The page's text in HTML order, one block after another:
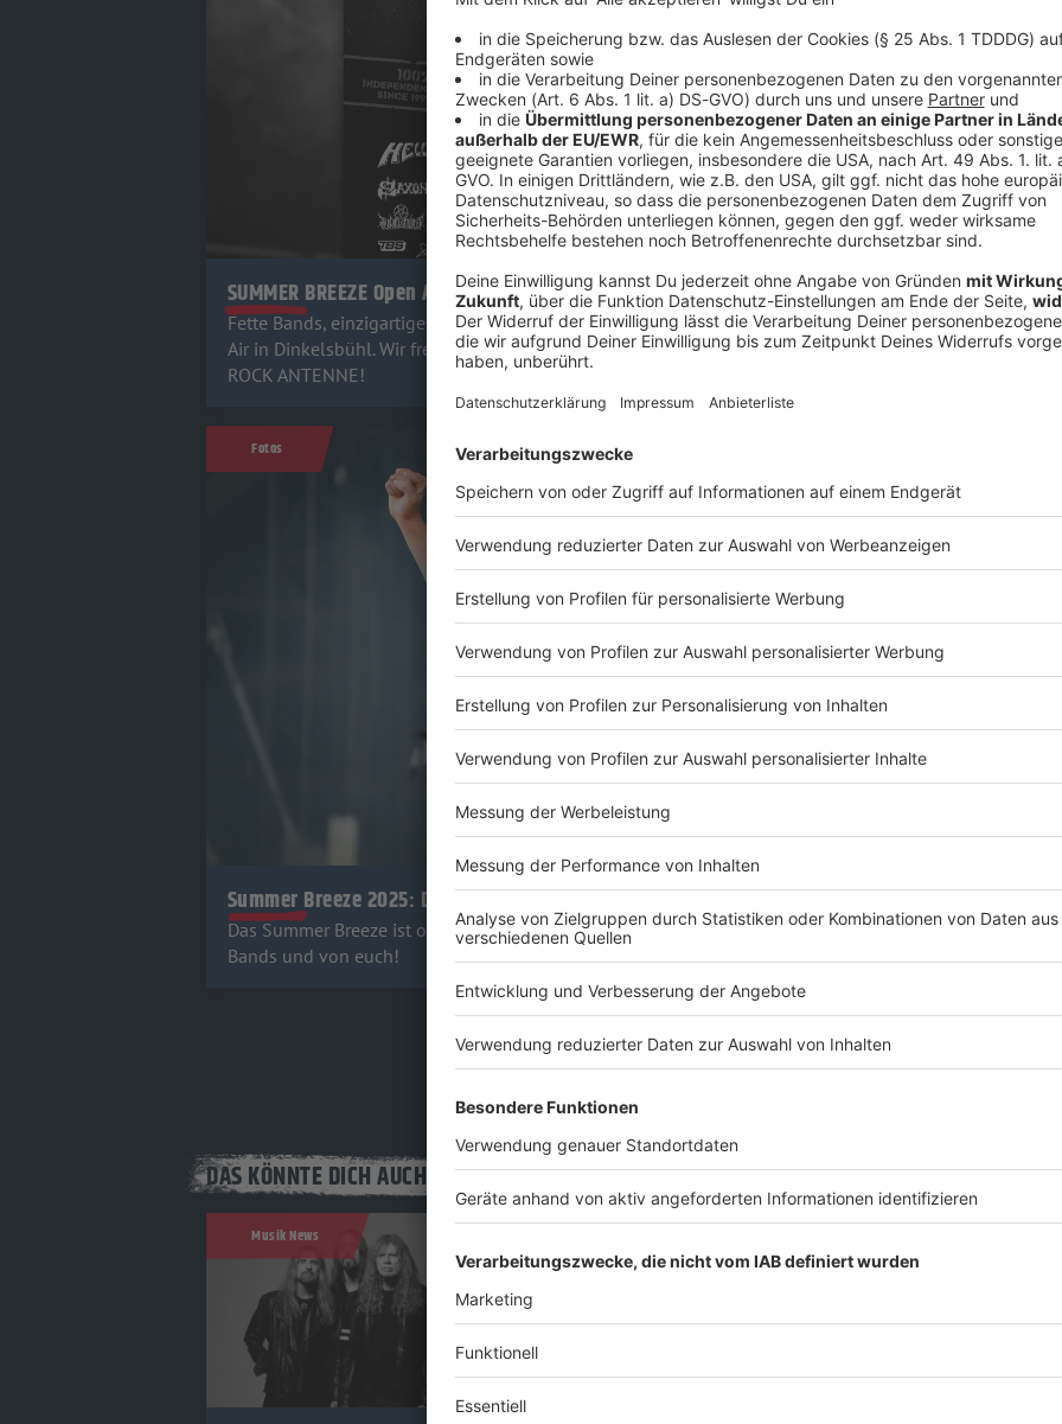
SUMMER BREEZE Open Air
Fette Bands, einzigartige Stimmung und vieles mehr: Das ist das SUMMER BREEZE Open
Air in Dinkelsbühl. Wir freuen uns auf das Mega-Metal-Fest 2026, natürlich präsentiert von
ROCK ANTENNE!
Fotos
Summer Breeze 2025: Die Fotos vom Campingground, den Bands & mehr!
Das Summer Breeze ist on fire! Wir haben die besten Bilder vom Campingplatz, von den
Bands und von euch!
DAS KÖNNTE DICH AUCH INTERESSIEREN
Musik News